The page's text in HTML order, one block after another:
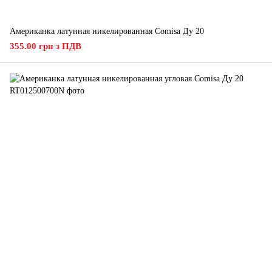
Американка латунная никелированная Comisa Ду 20
355.00 грн з ПДВ